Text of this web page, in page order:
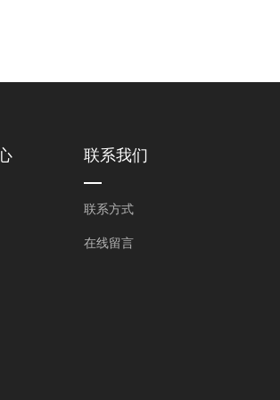
联系我们
联系方式
在线留言